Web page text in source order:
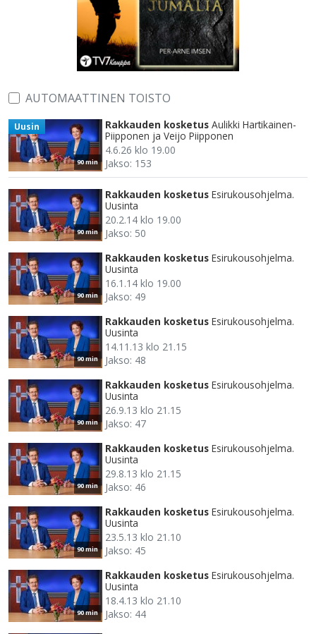
AUTOMAATTINEN TOISTO
90 min
Uusin Rakkauden kosketus Aulikki Hartikainen-
Piipponen ja Veijo Piipponen
4.6.26 klo 19.00
Jakso: 153
90 min
Rakkauden kosketus Esirukousohjelma.
Uusinta
20.2.14 klo 19.00
Jakso: 50
90 min
Rakkauden kosketus Esirukousohjelma.
Uusinta
16.1.14 klo 19.00
Jakso: 49
90 min
Rakkauden kosketus Esirukousohjelma.
Uusinta
14.11.13 klo 21.15
Jakso: 48
90 min
Rakkauden kosketus Esirukousohjelma.
Uusinta
26.9.13 klo 21.15
Jakso: 47
90 min
Rakkauden kosketus Esirukousohjelma.
Uusinta
29.8.13 klo 21.15
Jakso: 46
90 min
Rakkauden kosketus Esirukousohjelma.
Uusinta
23.5.13 klo 21.10
Jakso: 45
90 min
Rakkauden kosketus Esirukousohjelma.
Uusinta
18.4.13 klo 21.10
Jakso: 44